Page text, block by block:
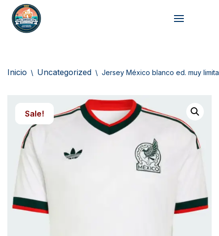
Skip
Inicio \ Uncategorized \ Jersey México blanco ed. muy
Sale!
Sale!